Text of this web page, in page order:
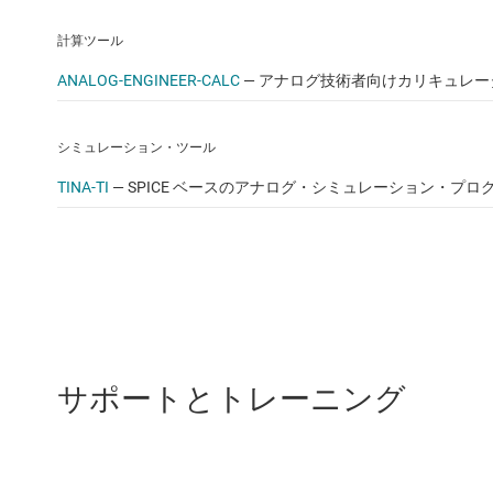
計算ツール
ANALOG-ENGINEER-CALC — アナログ技術者向けカリキュレー
シミュレーション・ツール
TINA-TI —SPICE ベースのアナログ・シミュレーション・プロ
サポートとトレーニング